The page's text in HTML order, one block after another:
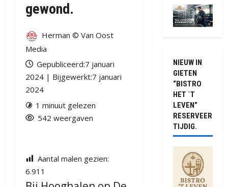
gewond.
Herman © Van Oost
Media
Gepubliceerd:7 januari
2024 | Bijgewerkt:7 januari
2024
1 minuut gelezen
542 weergaven
Aantal malen gezien:
6.911
NIEUW IN
GIETEN
“BISTRO
HET `T
LEVEN”
RESERVEER
TIJDIG.